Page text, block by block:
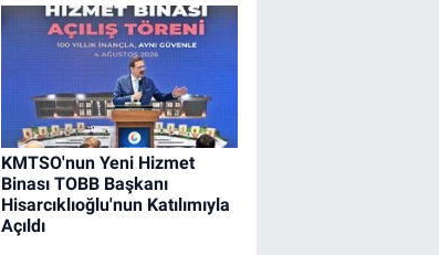
KMTSO'nun Yeni Hizmet
Binası TOBB Başkanı
Hisarcıklıoğlu'nun Katılımıyla
Açıldı